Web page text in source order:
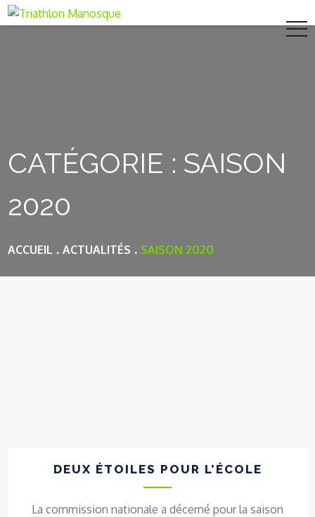
Skip
to
CATÉGORIE : SAISON
2020
ACCUEIL ACTUALITÉS SAISON 2020
DEUX ÉTOILES POUR L’ÉCOLE
La commission nationale a décerné pour la saison